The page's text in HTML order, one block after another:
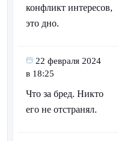
конфликт интересов,
это дно.
22 февраля 2024
в 18:25
Что за бред. Никто
его не отстранял.